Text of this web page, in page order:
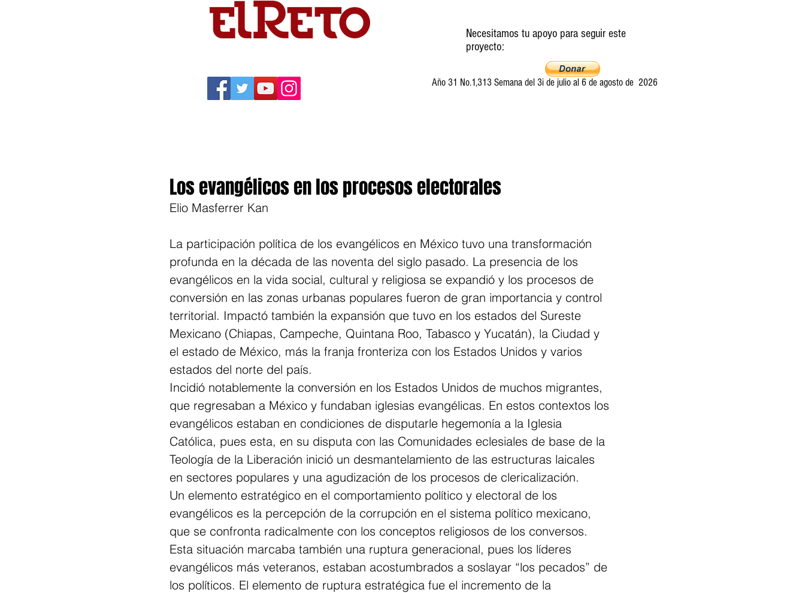
Necesitamos tu apoyo para seguir este
proyecto:
Año 31 No.1,313 Semana del 3i de julio al 6 de agosto de 2026
Los evangélicos en los procesos electorales
Elio Masferrer Kan
La participación política de los evangélicos en México tuvo una transformación
profunda en la década de las noventa del siglo pasado. La presencia de los
evangélicos en la vida social, cultural y religiosa se expandió y los procesos de
conversión en las zonas urbanas populares fueron de gran importancia y control
territorial. Impactó también la expansión que tuvo en los estados del Sureste
Mexicano (Chiapas, Campeche, Quintana Roo, Tabasco y Yucatán), la Ciudad y
el estado de México, más la franja fronteriza con los Estados Unidos y varios
estados del norte del país.
Incidió notablemente la conversión en los Estados Unidos de muchos migrantes,
que regresaban a México y fundaban iglesias evangélicas. En estos contextos los
evangélicos estaban en condiciones de disputarle hegemonía a la Iglesia
Católica, pues esta, en su disputa con las Comunidades eclesiales de base de la
Teología de la Liberación inició un desmantelamiento de las estructuras laicales
en sectores populares y una agudización de los procesos de clericalización.
Un elemento estratégico en el comportamiento político y electoral de los
evangélicos es la percepción de la corrupción en el sistema político mexicano,
que se confronta radicalmente con los conceptos religiosos de los conversos.
Esta situación marcaba también una ruptura generacional, pues los líderes
evangélicos más veteranos, estaban acostumbrados a soslayar “los pecados” de
los políticos. El elemento de ruptura estratégica fue el incremento de la